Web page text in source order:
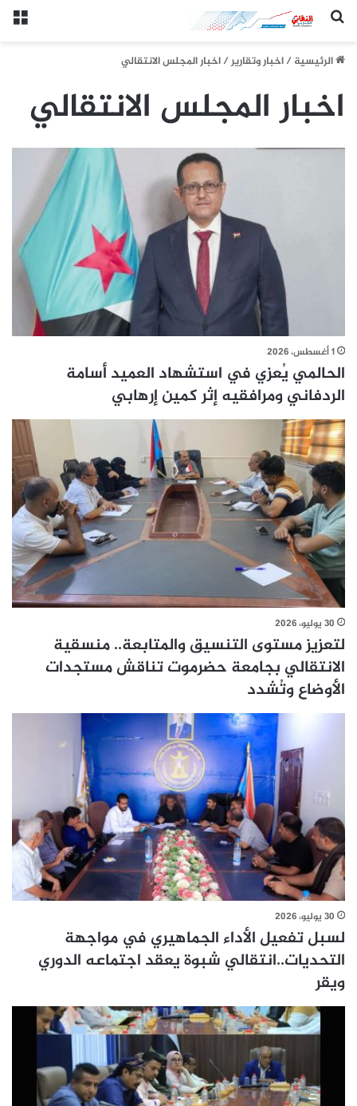
(النقابي الجنوبي:/خاص.)
الرئيسيِة/اخبار وتقارير/اخبار المجلس الانتقالي
اخبار المجلس الانتقالي
1 أغسطس، 2026
الحالمي يُعزي في استشهاد العميد أسامة
الردفاني ومرافقيه إثر كمين إرهابي
30 يوليو، 2026
لتعزيز مستوى التنسيق والمتابعة.. منسقية
الانتقالي بجامعة حضرموت تناقش مستجدات
الأوضاع وتُشدد
30 يوليو، 2026
لسبل تفعيل الأداء الجماهيري في مواجهة
التحديات..انتقالي شبوة يعقد اجتماعه الدوري
ويقر